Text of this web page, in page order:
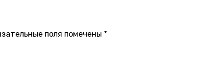
поля помечены *